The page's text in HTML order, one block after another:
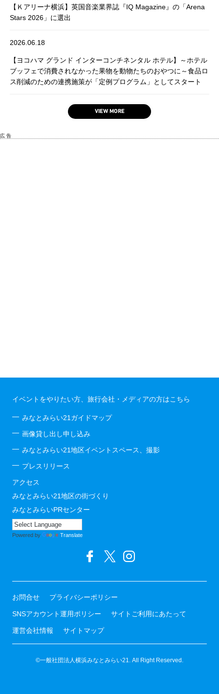
【Ｋアリーナ横浜】英国音楽業界誌『IQ Magazine』の「Arena
Stars 2026」に選出
2026.06.18
【ヨコハマ グランド インターコンチネンタル ホテル】～ホテル
ブッフェで消費されなかった果物を動物たちのおやつに～食品ロ
ス削減のための連携施策が「定例プログラム」としてスタート
VIEW MORE
広 告
イベントをやりたい方、旅行会社・メディアの方はこちら
みなとみらい21ガイドマップ
画像貸し出し申し込み
みなとみらい21地区イベントスペース、撮影
プレスリリース
アクセス
みなとみらい21地区の街づくり
みなとみらいPRセンター
Powered by Translate
お問合せ プライバシーポリシー
SNSアカウント運用ポリシー サイトご利用にあたって
運営会社情報 サイトマップ
©一般社団法人横浜みなとみらい21. All Right Reserved.